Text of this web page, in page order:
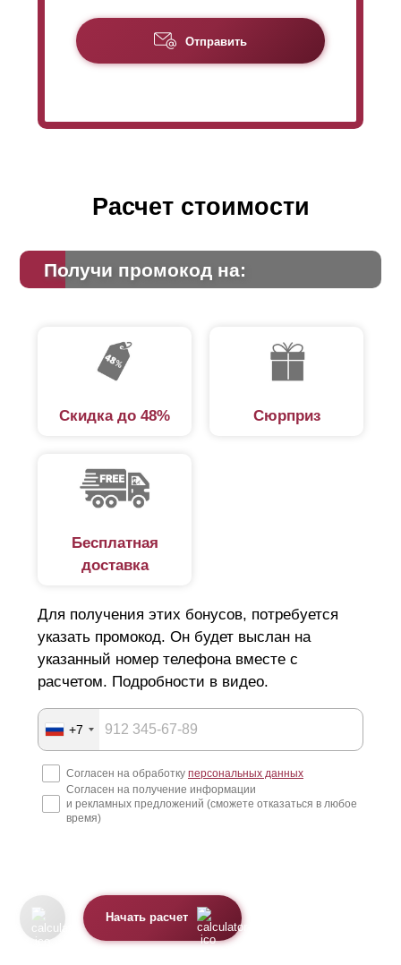
Отправить
Расчет стоимости
Получи промокод на:
Скидка до 48% Сюрприз
Бесплатная
доставка
Для получения этих бонусов, потребуется
указать промокод. Он будет выслан на
указанный номер телефона вместе с
расчетом. Подробности в видео.
+7
Согласен на обработку персональных данных
Согласен на получение информации
и рекламных предложений (сможете отказаться в любое
время)
Начать расчет